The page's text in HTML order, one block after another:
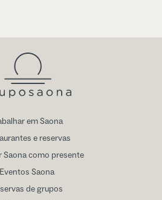
em Saona
e reservas
Saona como presente
Eventos Saona
de grupos